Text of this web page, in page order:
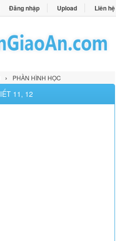
Đăng nhập Upload Liên hệ
› PHẦN HÌNH HỌC
11, 12